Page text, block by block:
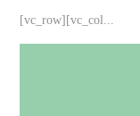
[vc_row][vc_col...